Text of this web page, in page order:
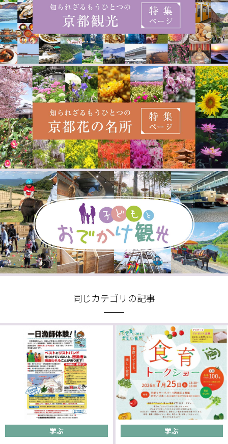
同じカテゴリの記事
学ぶ 学ぶ